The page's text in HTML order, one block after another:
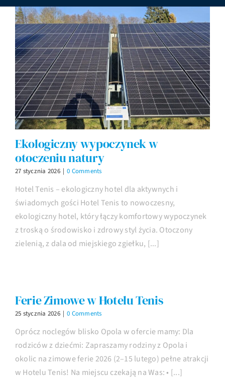
Ekologiczny wypoczynek w
otoczeniu natury
27 stycznia 2026 | 0 Comments
Hotel Tenis – ekologiczny hotel dla aktywnych i
świadomych gości Hotel Tenis to nowoczesny,
ekologiczny hotel, który łączy komfortowy wypoczynek
z troską o środowisko i zdrowy styl życia. Otoczony
zielenią, z dala od miejskiego zgiełku, [...]
Ferie Zimowe w Hotelu Tenis
25 stycznia 2026 | 0 Comments
Oprócz noclegów blisko Opola w ofercie mamy: Dla
rodziców z dziećmi: Zapraszamy rodziny z Opola i
okolic na zimowe ferie 2026 (2–15 lutego) pełne atrakcji
w Hotelu Tenis! Na miejscu czekają na Was: • [...]